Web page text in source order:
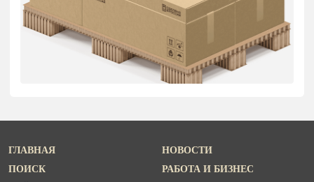
ГЛАВНАЯ
ПОИСК
НОВОСТИ
РАБОТА И БИЗНЕС